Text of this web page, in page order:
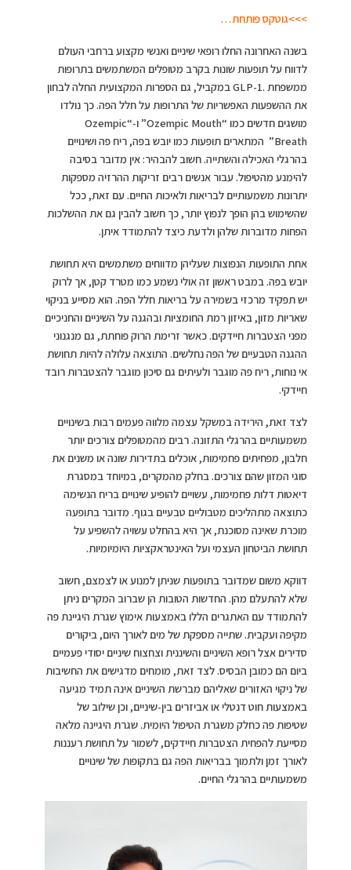
>>>גוטקס פותחת…
בשנה האחרונה החלו רופאי שיניים ואנשי מקצוע ברחבי העולם
לדווח על תופעות שונות בקרב מטופלים המשתמשים בתרופות
ממשפחת .GLP-1 במקביל, גם הספרות המקצועית החלה לבחון
את ההשפעות האפשריות של התרופות על חלל הפה. כך נולדו
מושגים חדשים כמו “Ozempic Mouth” ו-“Ozempic
Breath” המתארים תופעות כמו יובש בפה, ריח פה ושינויים
בהרגלי האכילה והשתייה. חשוב להבהיר: אין מדובר בסיבה
להימנע מהטיפול. עבור אנשים רבים זריקות ההרזיה מספקות
יתרונות משמעותיים לבריאות ולאיכות החיים. עם זאת, ככל
שהשימוש בהן הופך לנפוץ יותר, כך חשוב להבין גם את ההשלכות
הפחות מדוברות שלהן ולדעת כיצד להתמודד איתן.
אחת התופעות הנפוצות שעליהן מדווחים משתמשים היא תחושת
יובש בפה. במבט ראשון זה אולי נשמע כמו מטרד קטן, אך לרוק
יש תפקיד מרכזי בשמירה על בריאות חלל הפה. הוא מסייע בניקוי
שאריות מזון, באיזון רמת החומציות ובהגנה על השיניים והחניכיים
מפני הצטברות חיידקים. כאשר זרימת הרוק פוחתת, גם מנגנוני
ההגנה הטבעיים של הפה נחלשים. התוצאה עלולה להיות תחושת
אי נוחות, ריח פה מוגבר ולעיתים גם סיכון מוגבר להצטברות רובד
חיידקי.
לצד זאת, הירידה במשקל עצמה מלווה פעמים רבות בשינויים
משמעותיים בהרגלי התזונה. רבים מהמטופלים צורכים יותר
חלבון, מפחיתים פחמימות, אוכלים בתדירות שונה או משנים את
סוגי המזון שהם צורכים. בחלק מהמקרים, במיוחד במסגרת
דיאטות דלות פחמימות, עשויים להופיע שינויים בריח הנשימה
כתוצאה מתהליכים מטבוליים טבעיים בגוף. מדובר בתופעה
מוכרת שאינה מסוכנת, אך היא בהחלט עשויה להשפיע על
תחושת הביטחון העצמי ועל האינטראקציות היומיומיות.
דווקא משום שמדובר בתופעות שניתן למנוע או לצמצם, חשוב
שלא להתעלם מהן. החדשות הטובות הן שברוב המקרים ניתן
להתמודד עם האתגרים הללו באמצעות אימוץ שגרת היגיינת פה
מקיפה ועקבית. שתייה מספקת של מים לאורך היום, ביקורים
סדירים אצל רופא השיניים והשיננית וצחצוח שיניים יסודי פעמיים
ביום הם כמובן הבסיס. לצד זאת, מומחים מדגישים את החשיבות
של ניקוי האזורים שאליהם מברשת השיניים אינה תמיד מגיעה
באמצעות חוט דנטלי או אביזרים בין-שיניים, וכן שילוב של
שטיפות פה כחלק משגרת הטיפול היומית. שגרת היגיינה מלאה
מסייעת להפחית הצטברות חיידקים, לשמור על תחושת רעננות
לאורך זמן ולתמוך בבריאות הפה גם בתקופות של שינויים
משמעותיים בהרגלי החיים.